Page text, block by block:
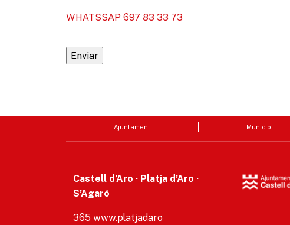
WHATSSAP 697 83 33 73
Ajuntament Municipi
Castell d’Aro · Platja d’Aro ·
S’Agaró
365 www.platjadaro